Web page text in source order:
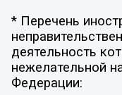
* Перечень
деятельность
нежелательной
Федерации: